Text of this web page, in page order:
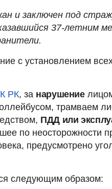
и заключен под
37-летним
с установлением
РК, за нарушение
трамваем
ПДД или
по неосторожности
предусмотрено
следующим образом: